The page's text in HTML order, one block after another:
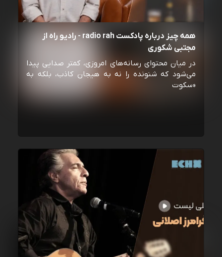
همه چیز درباره پادکست radio rah - رادیو راه از
مجتبی شکوری
در میان محتوای رسانه‌های امروزی، کمتر صدایی پیدا
می‌شود که شنونده را نه به هیجان کاذب، بلکه به
«سکوت